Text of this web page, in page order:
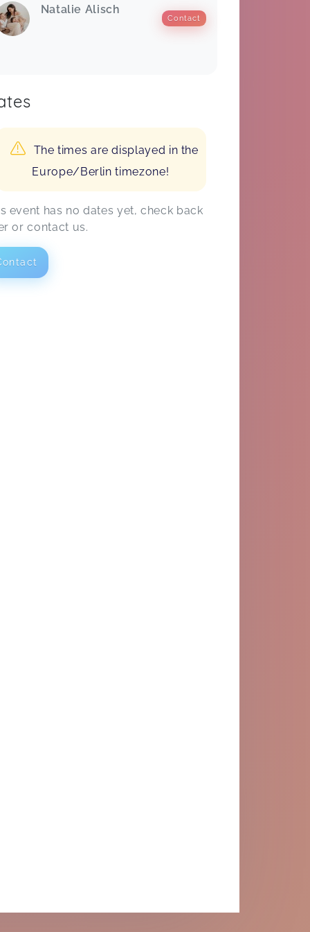
Natalie Alisch
Contact
The times are displayed in the
Europe/Berlin timezone!
event has no dates yet, check back
or contact us.